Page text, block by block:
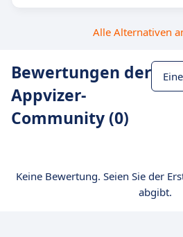
Alle Alternativen
Bewertungen der
Appvizer-
Community (0)
Keine Bewertung. Seien Sie der
abgibt.